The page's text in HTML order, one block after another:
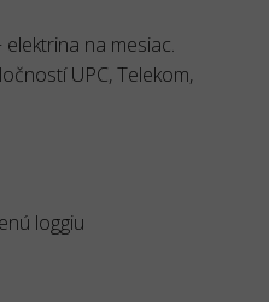
na mesiac.
UPC, Telekom,
loggiu